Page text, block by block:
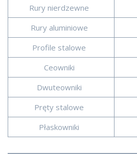
Rury nierdzewne
Rury aluminiowe
Profile stalowe
Ceowniki
Dwuteowniki
Pręty stalowe
Płaskowniki